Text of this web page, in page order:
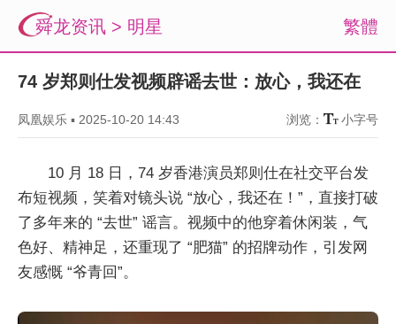
繁體
舜龙资讯 > 明星
74 岁郑则仕发视频辟谣去世：放心，我还在
凤凰娱乐 ▪ 2025-10-20 14:43 浏览： 小字号
10 月 18 日，74 岁香港演员郑则仕在社交平台发
布短视频，笑着对镜头说 “放心，我还在！”，直接打破
了多年来的 “去世” 谣言。视频中的他穿着休闲装，气
色好、精神足，还重现了 “肥猫” 的招牌动作，引发网
友感慨 “爷青回”。